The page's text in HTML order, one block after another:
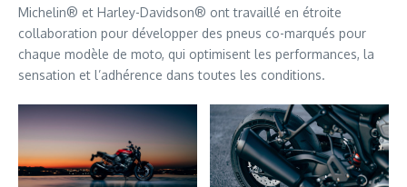
Michelin® et Harley-Davidson® ont travaillé en étroite
collaboration pour développer des pneus co-marqués pour
chaque modèle de moto, qui optimisent les performances, la
sensation et l’adhérence dans toutes les conditions.